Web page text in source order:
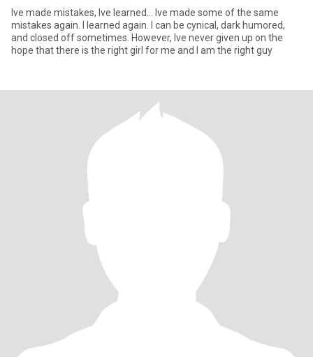
Ive made mistakes, Ive learned... Ive made some of the same
mistakes again. I learned again. I can be cynical, dark humored,
and closed off sometimes. However, Ive never given up on the
hope that there is the right girl for me and I am the right guy